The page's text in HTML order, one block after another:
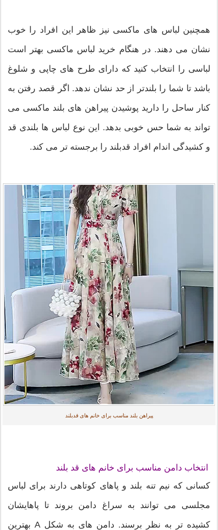
همچنین لباس های ماکسی نیز ظاهر این افراد را خوب
نشان می دهند. در هنگام خرید لباس ماکسی بهتر است
لباسی را انتخاب کنید که دارای طرح های چاپی و شلوغ
باشد تا شما را بلندتر از حد نشان ندهد. اگر قصد رفتن به
کنار ساحل را دارید پوشیدن پیراهن های بلند ماکسی می
تواند به شما حس خوبی بدهد. این نوع لباس ها بلندی قد
و کشیدگی اندام افراد قدبلند را برجسته تر می کند.
پیراهن بلند مناسب برای خانم های قدبلند
انتخاب دامن مناسب برای خانم های قد بلند
کسانی که نیم تنه بلند و پاهای کوتاهی دارند برای لباس
مجلسی می توانند به سراغ دامن بروند تا پاهایشان
کشیده تر به نظر برسند. دامن های به شکل A بهترین